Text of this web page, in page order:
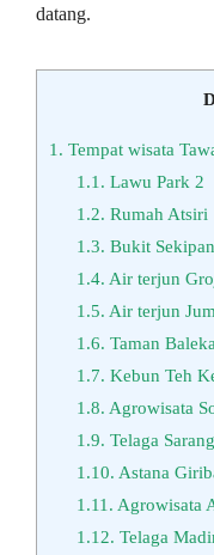
datang.
1. Tempat wisata
1.1. Lawu Park 2
1.2. Rumah Atsiri
1.3. Bukit Sekipan
1.4. Air terjun
1.5. Air terjun
1.6. Taman
1.7. Kebun Teh
1.8. Agrowisata
1.9. Telaga
1.10. Astana
1.11. Agrowisata
1.12. Telaga